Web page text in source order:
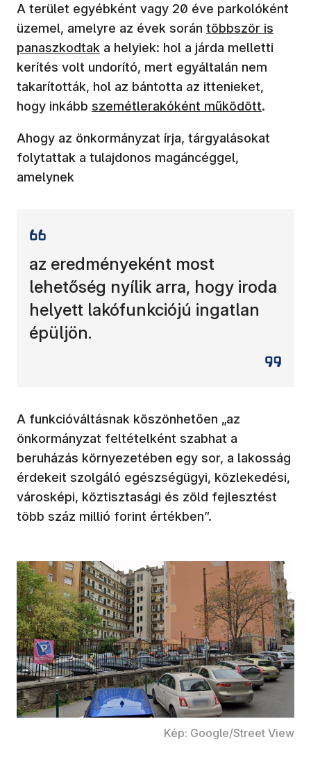
A terület egyébként vagy 20 éve parkolóként
üzemel, amelyre az évek során (új ablakban
többször is
panaszkodtak a helyiek: hol a járda melletti
kerítés volt undorító, mert egyáltalán nem
takarították, hol az bántotta az ittenieket,
hogy inkább (új ablakban nyílik meg)
szemétlerakóként működött.
Ahogy az önkormányzat írja, tárgyalásokat
folytattak a tulajdonos magáncéggel,
amelynek
az eredményeként most
lehetőség nyílik arra, hogy iroda
helyett lakófunkciójú ingatlan
épüljön.
A funkcióváltásnak köszönhetően „az
önkormányzat feltételként szabhat a
beruházás környezetében egy sor, a lakosság
érdekeit szolgáló egészségügyi, közlekedési,
városképi, köztisztasági és zöld fejlesztést
több száz millió forint értékben”.
Kép: Google/Street View